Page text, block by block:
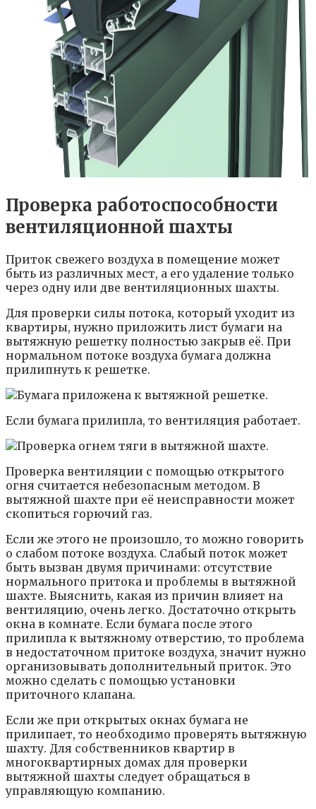
Проверка работоспособности
вентиляционной шахты
Приток свежего воздуха в помещение может
быть из различных мест, а его удаление только
через одну или две вентиляционных шахты.
Для проверки силы потока, который уходит из
квартиры, нужно приложить лист бумаги на
вытяжную решетку полностью закрыв её. При
нормальном потоке воздуха бумага должна
прилипнуть к решетке.
Если бумага прилипла, то вентиляция работает.
Проверка вентиляции с помощью открытого
огня считается небезопасным методом. В
вытяжной шахте при её неисправности может
скопиться горючий газ.
Если же этого не произошло, то можно говорить
о слабом потоке воздуха. Слабый поток может
быть вызван двумя причинами: отсутствие
нормального притока и проблемы в вытяжной
шахте. Выяснить, какая из причин влияет на
вентиляцию, очень легко. Достаточно открыть
окна в комнате. Если бумага после этого
прилипла к вытяжному отверстию, то проблема
в недостаточном притоке воздуха, значит нужно
организовывать дополнительный приток. Это
можно сделать с помощью установки
приточного клапана.
Если же при открытых окнах бумага не
прилипает, то необходимо проверять вытяжную
шахту. Для собственников квартир в
многоквартирных домах для проверки
вытяжной шахты следует обращаться в
управляющую компанию.